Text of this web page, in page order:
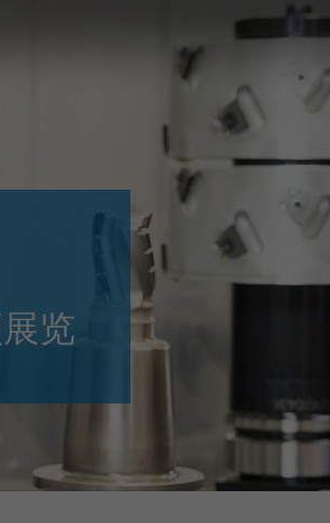
Suomi
Taiwan
Türkiye
USA
Việt Nam
中国
Україна
览